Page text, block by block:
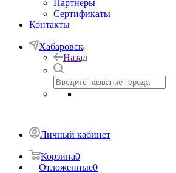
Партнеры
Сертификаты
Контакты
Хабаровск
Назад
Личный кабинет
Корзина0
Отложенные0